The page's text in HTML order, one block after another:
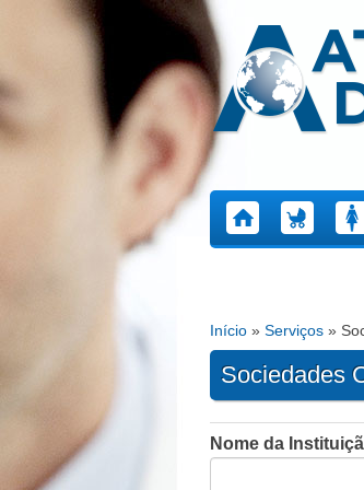
Atlas da
Está aqui
Início » Serviços »
Sociedades
Nome da